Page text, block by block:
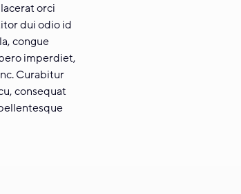
orci
dui odio id
congue
imperdiet,
Curabitur
consequat